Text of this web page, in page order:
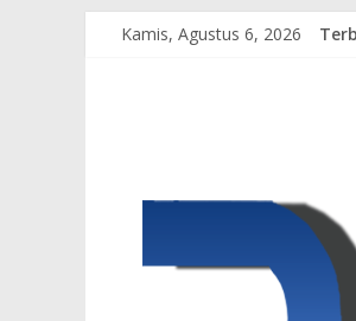
Kamis, Agustus 6, 2026